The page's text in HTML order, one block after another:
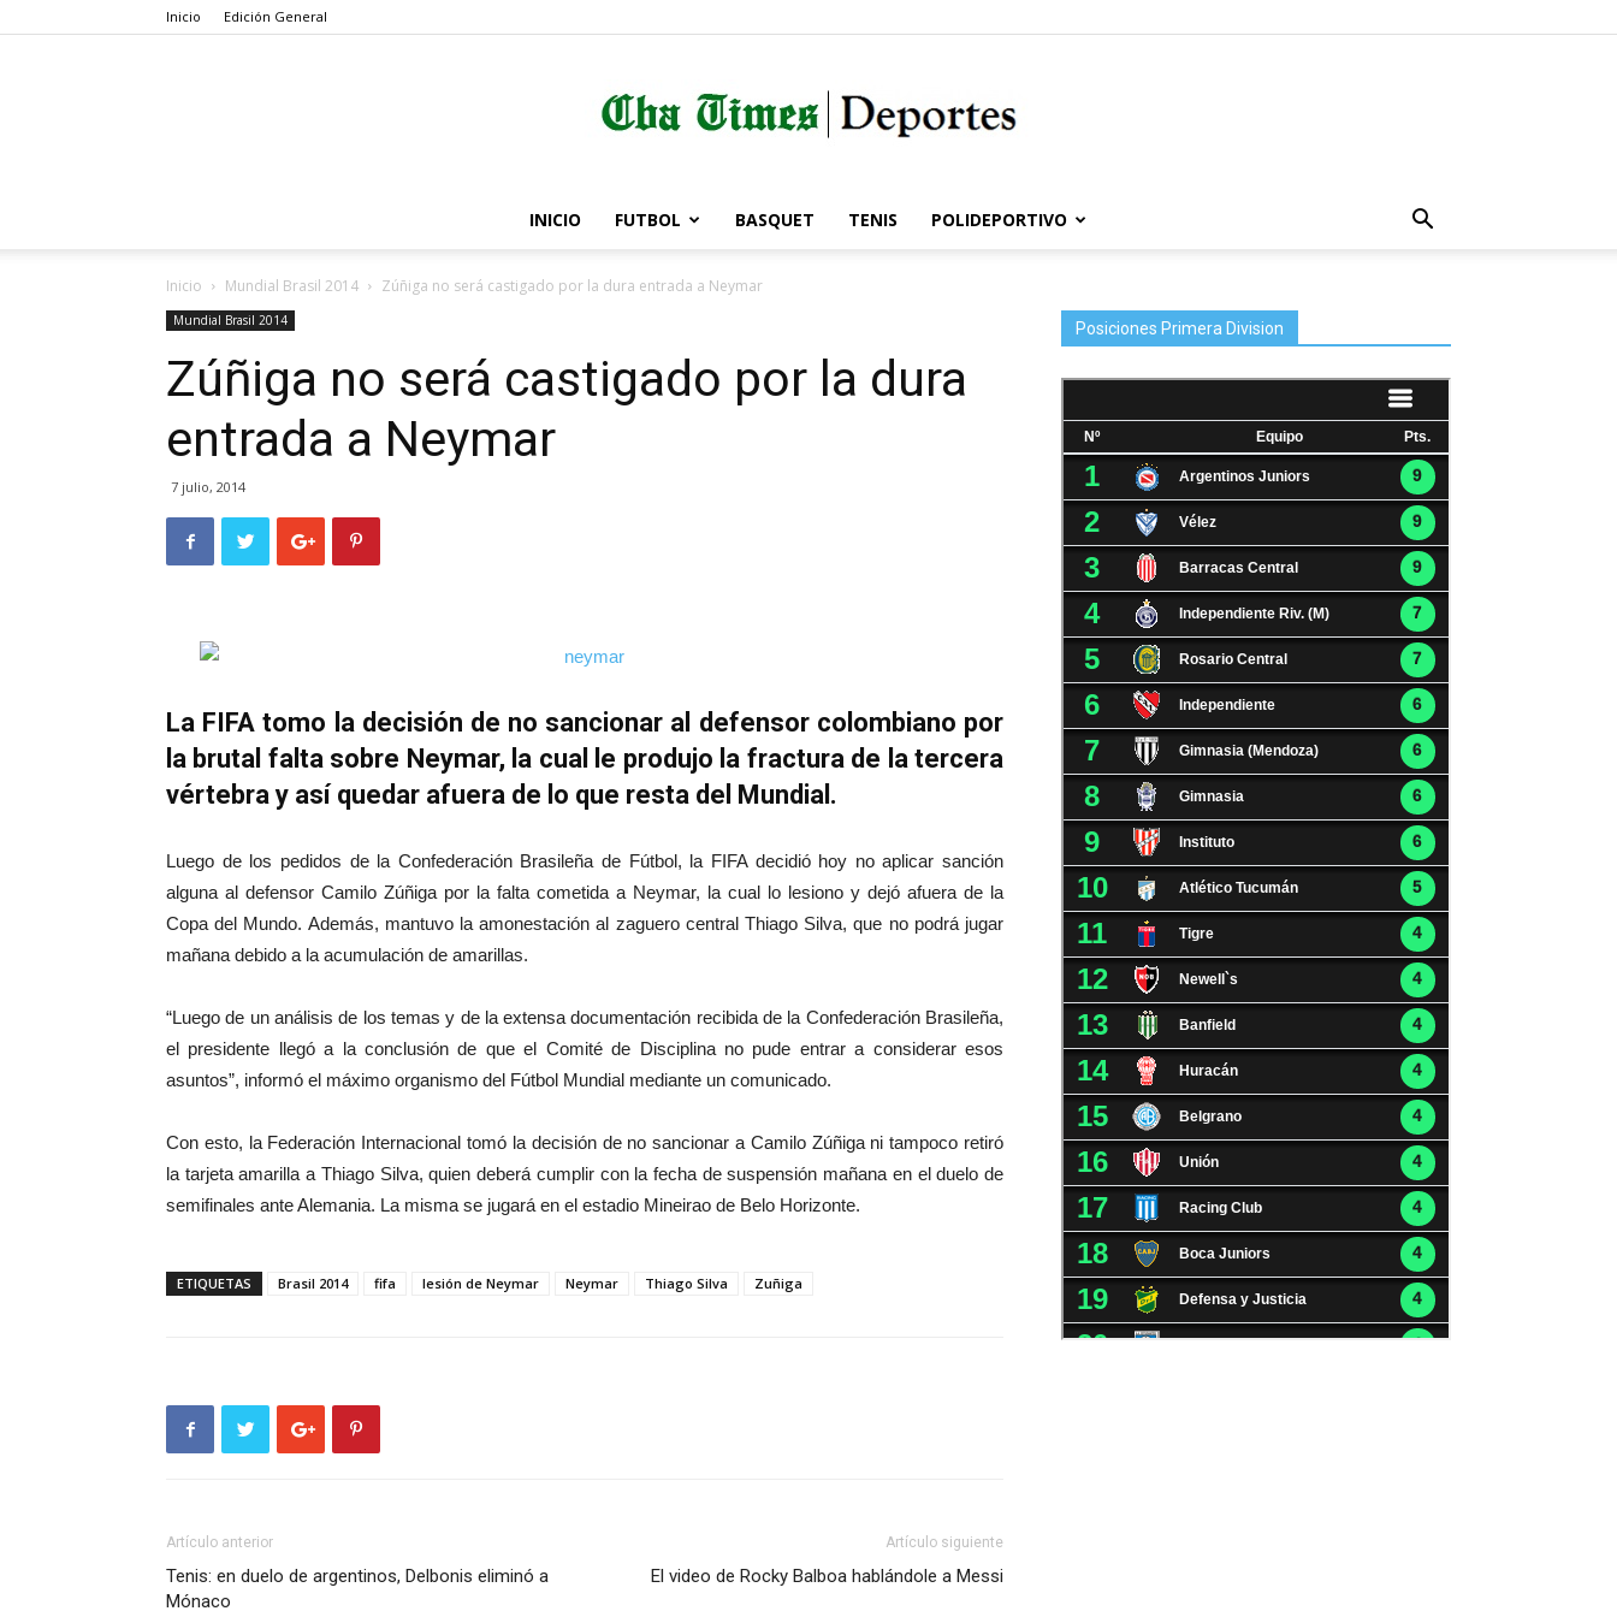
Inicio Edición General
Córdoba
Times
INICIO FUTBOL BASQUET TENIS POLIDEPORTIVO
Inicio Mundial Brasil 2014 Zúñiga no será castigado por la dura entrada a Neymar
Mundial Brasil 2014
Zúñiga no será castigado por la dura
entrada a Neymar
7 julio, 2014
La FIFA tomo la decisión de no sancionar al defensor colombiano por
la brutal falta sobre Neymar, la cual le produjo la fractura de la tercera
vértebra y así quedar afuera de lo que resta del Mundial.
Luego de los pedidos de la Confederación Brasileña de Fútbol, la FIFA decidió hoy no aplicar sanción
alguna al defensor Camilo Zúñiga por la falta cometida a Neymar, la cual lo lesiono y dejó afuera de la
Copa del Mundo. Además, mantuvo la amonestación al zaguero central Thiago Silva, que no podrá jugar
mañana debido a la acumulación de amarillas.
“Luego de un análisis de los temas y de la extensa documentación recibida de la Confederación Brasileña,
el presidente llegó a la conclusión de que el Comité de Disciplina no pude entrar a considerar esos
asuntos”, informó el máximo organismo del Fútbol Mundial mediante un comunicado.
Con esto, la Federación Internacional tomó la decisión de no sancionar a Camilo Zúñiga ni tampoco retiró
la tarjeta amarilla a Thiago Silva, quien deberá cumplir con la fecha de suspensión mañana en el duelo de
semifinales ante Alemania. La misma se jugará en el estadio Mineirao de Belo Horizonte.
ETIQUETAS Brasil 2014 fifa lesión de Neymar Neymar Thiago Silva Zuñiga
Artículo anterior
Tenis: en duelo de argentinos, Delbonis eliminó a
Mónaco
Artículo siguiente
El video de Rocky Balboa hablándole a Messi
Posiciones Primera Division